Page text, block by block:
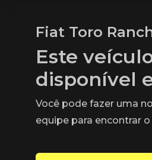
Fiat Toro
Este
disponível
Você pode fazer uma
equipe para encontrar